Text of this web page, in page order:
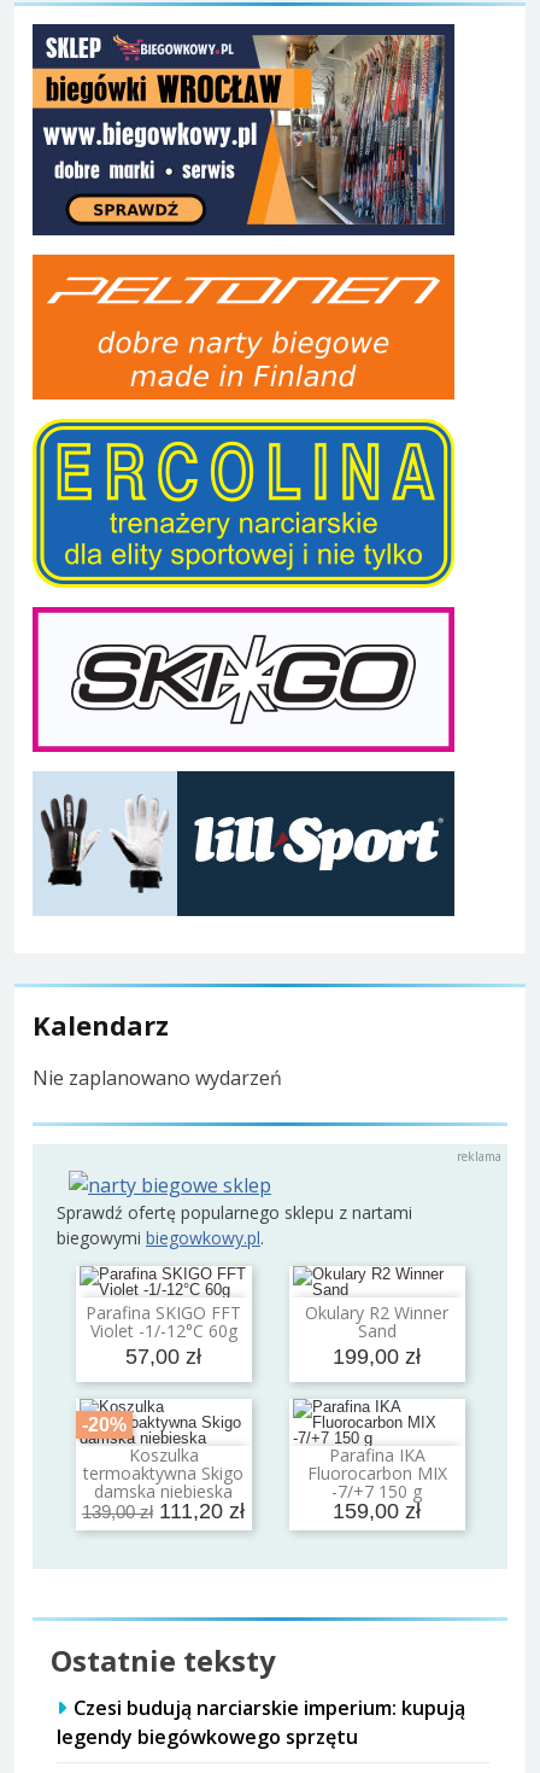
Kalendarz
Nie zaplanowano wydarzeń
Sprawdź ofertę popularnego sklepu z nartami
biegowymi biegowkowy.pl.
Parafina SKIGO FFT
Violet -1/-12°C 60g
57,00 zł
Dodaj do koszyka Okulary R2 Winner
Sand
199,00 zł
Dodaj do koszyka
-20%
Koszulka
termoaktywna Skigo
damska niebieska
139,00 zł 111,20 zł
Dodaj do koszyka Parafina IKA
Fluorocarbon MIX
-7/+7 150 g
159,00 zł
Dodaj do koszyka
Ostatnie teksty
Czesi budują narciarskie imperium: kupują
legendy biegówkowego sprzętu